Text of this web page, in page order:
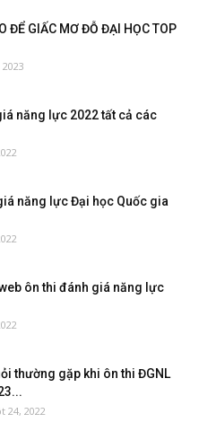
ĐỂ GIẤC MƠ ĐỖ ĐẠI HỌC TOP
năng lực 2022 tất cả các
năng lực Đại học Quốc gia
ôn thi đánh giá năng lực
thường gặp khi ôn thi ĐGNL
24, 2022